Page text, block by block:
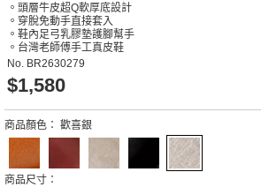
。頭層牛皮超Q軟厚底設計
。穿脫免動手直接套入
。鞋內足弓乳膠墊護腳幫手
。台灣老師傅手工真皮鞋
No. BR2630279
$1,580
商品顏色： 歡喜銀
商品尺寸：